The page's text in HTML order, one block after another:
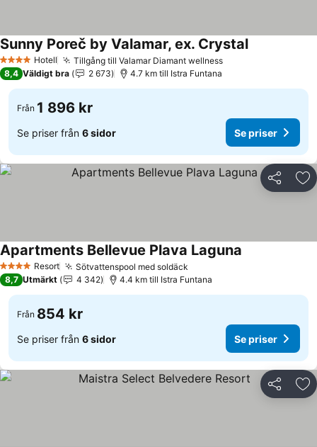
4 StjärnorHotell Tillgång till Valamar Diamant wellnessSe priser
Sunny Poreč by Valamar, ex. CrystalSe priser
8,4 Väldigt bra 2 673 4.7 km till Istra Funtana
Från 1 896 kr
Se priser från 6 sidor Se priser
Dela
4 StjärnorResort Sötvattenspool med soldäck
Apartments Bellevue Plava Laguna
8,7 Utmärkt 4 342 4.4 km till Istra Funtana
Från 854 kr
Se priser från 6 sidor Se priser
Dela